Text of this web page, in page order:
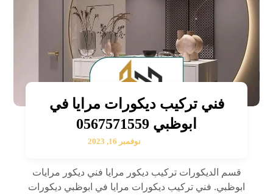
فني تركيب ديكورات مرايا في
ابوظبي 0567571559
نوفمبر 16, 2023
قسم الديكورات تركيب ديكور مرايا فني ديكور مرايات
ابوظبي. فني تركيب ديكورات مرايا في ابوظبي ديكورات